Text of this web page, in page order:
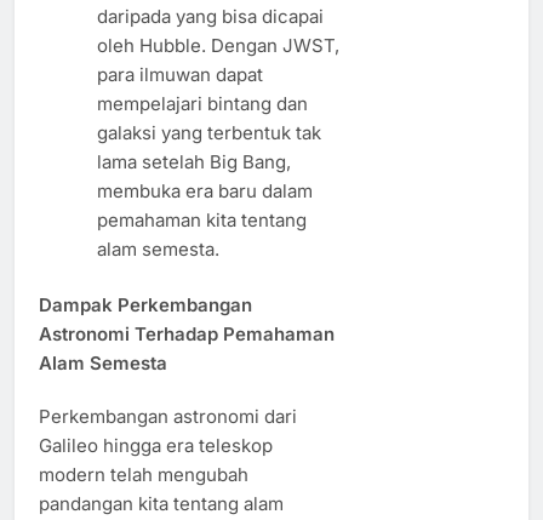
daripada yang bisa dicapai
oleh Hubble. Dengan JWST,
para ilmuwan dapat
mempelajari bintang dan
galaksi yang terbentuk tak
lama setelah Big Bang,
membuka era baru dalam
pemahaman kita tentang
alam semesta.
Dampak Perkembangan
Astronomi Terhadap Pemahaman
Alam Semesta
Perkembangan astronomi dari
Galileo hingga era teleskop
modern telah mengubah
pandangan kita tentang alam